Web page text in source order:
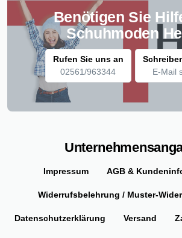
Benötigen Sie
Schuhmoden
Rufen Sie uns an
02561/963344
E-Mail
Impressum AGB &
Widerrufsbelehrung / Muster-
Datenschutzerklärung Versand